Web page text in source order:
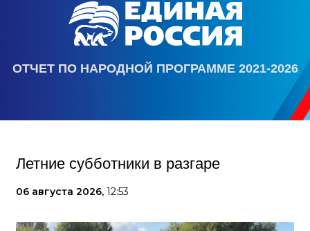
ОТЧЕТ ПО НАРОДНОЙ ПРОГРАММЕ 2021-2026
Летние субботники в разгаре
06 августа 2026, 12:53